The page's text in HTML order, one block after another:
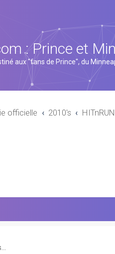
: Prince et
aux "fans de Prince", du
officielle 2010's